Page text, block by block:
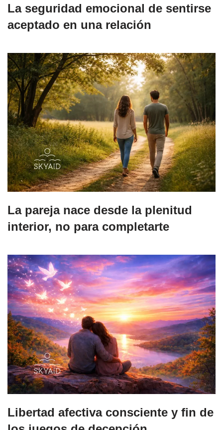
La seguridad emocional de sentirse
aceptado en una relación
La pareja nace desde la plenitud
interior, no para completarte
Libertad afectiva consciente y fin de